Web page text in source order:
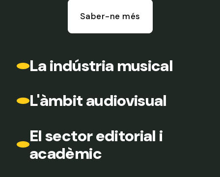
Saber-ne més
La indústria musical
L'àmbit audiovisual
El sector editorial i
acadèmic